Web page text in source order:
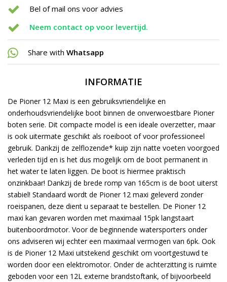
Bel of mail ons voor advies
Neem contact op voor levertijd.
Share with Whatsapp
INFORMATIE
De Pioner 12 Maxi is een gebruiksvriendelijke en
onderhoudsvriendelijke boot binnen de onverwoestbare Pioner
boten serie. Dit compacte model is een ideale overzetter, maar
is ook uitermate geschikt als roeiboot of voor professioneel
gebruik. Dankzij de zelflozende* kuip zijn natte voeten voorgoed
verleden tijd en is het dus mogelijk om de boot permanent in
het water te laten liggen. De boot is hiermee praktisch
onzinkbaar! Dankzij de brede romp van 165cm is de boot uiterst
stabiel! Standaard wordt de Pioner 12 maxi geleverd zonder
roeispanen, deze dient u separaat te bestellen. De Pioner 12
maxi kan gevaren worden met maximaal 15pk langstaart
buitenboordmotor. Voor de beginnende watersporters onder
ons adviseren wij echter een maximaal vermogen van 6pk. Ook
is de Pioner 12 Maxi uitstekend geschikt om voortgestuwd te
worden door een elektromotor. Onder de achterzitting is ruimte
geboden voor een 12L externe brandstoftank, of bijvoorbeeld